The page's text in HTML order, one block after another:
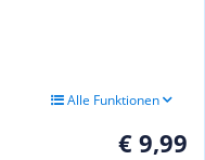
Alle Funktionen
€ 9,99